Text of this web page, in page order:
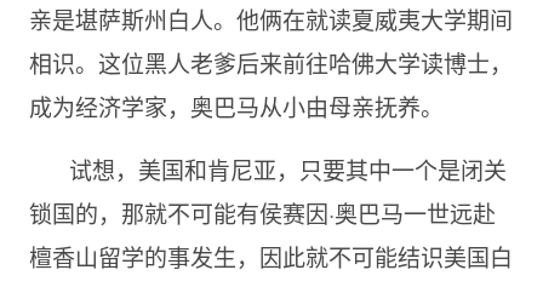
亲是堪萨斯州白人。他俩在就读夏威夷大学期间
相识。这位黑人老爹后来前往哈佛大学读博士，
成为经济学家，奥巴马从小由母亲抚养。
试想，美国和肯尼亚，只要其中一个是闭关
锁国的，那就不可能有侯赛因·奥巴马一世远赴
檀香山留学的事发生，因此就不可能结识美国白